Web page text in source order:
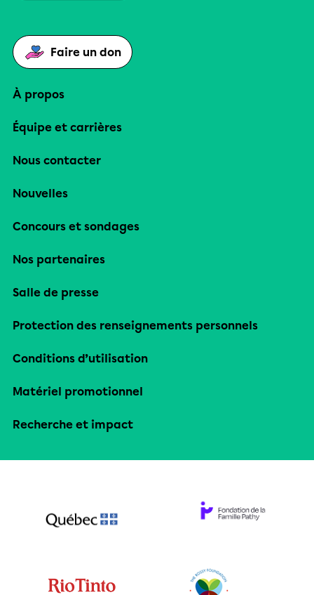
Faire un don
À propos
Équipe et carrières
Nous contacter
Nouvelles
Concours et sondages
Nos partenaires
Salle de presse
Protection des renseignements personnels
Conditions d’utilisation
Matériel promotionnel
Recherche et impact